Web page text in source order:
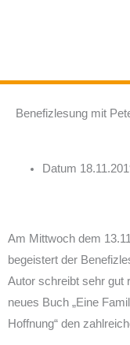
Benefizlesung mit
Datum
Am Mittwoch dem
begeistert der
Autor schreibt sehr gut
neues Buch „Eine
Hoffnung“ den